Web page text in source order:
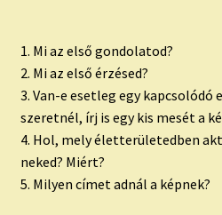
1. Mi az első gondolatod?
2. Mi az első érzésed?
3. Van-e esetleg egy
szeretnél, írj is egy kis mesét a
4. Hol, mely életterületedben
neked? Miért?
5. Milyen címet adnál a képnek?